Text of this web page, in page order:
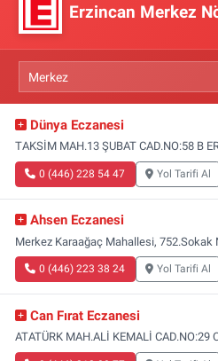
Erzincan Merkez
Dünya Eczanesi
TAKSİM MAH.13 ŞUBAT CAD.NO:58 B
0 (446) 228 54 47 Yol Tarifi Al
Ahsen Eczanesi
Merkez Karaağaç Mahallesi, 752.Sokak
0 (446) 223 38 24 Yol Tarifi Al
Can Fırat Eczanesi
ATATÜRK MAH.ALİ KEMALİ CAD.NO:29